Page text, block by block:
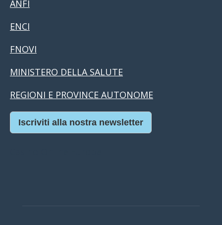
ANFI
ENCI
FNOVI
MINISTERO DELLA SALUTE
REGIONI E PROVINCE AUTONOME
Iscriviti alla nostra newsletter